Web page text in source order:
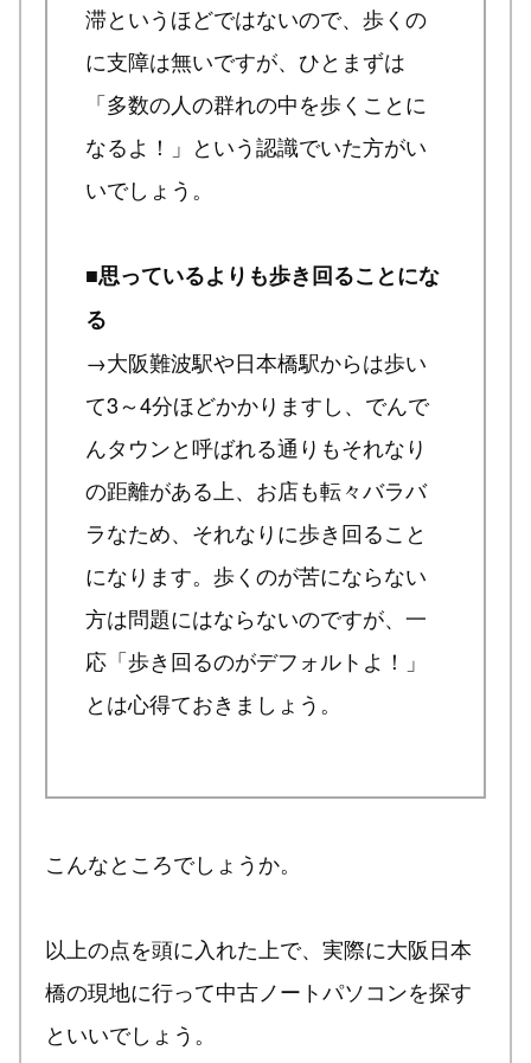
滞というほどではないので、歩くの
に支障は無いですが、ひとまずは
「多数の人の群れの中を歩くことに
なるよ！」という認識でいた方がい
いでしょう。
■思っているよりも歩き回ることにな
る
→大阪難波駅や日本橋駅からは歩い
て3～4分ほどかかりますし、でんで
んタウンと呼ばれる通りもそれなり
の距離がある上、お店も転々バラバ
ラなため、それなりに歩き回ること
になります。歩くのが苦にならない
方は問題にはならないのですが、一
応「歩き回るのがデフォルトよ！」
とは心得ておきましょう。
こんなところでしょうか。
以上の点を頭に入れた上で、実際に大阪日本
橋の現地に行って中古ノートパソコンを探す
といいでしょう。